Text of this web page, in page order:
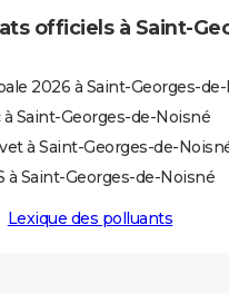
officiels à Saint-
2026 à Saint-Georges-
à Saint-Georges-de-Noisné
à Saint-Georges-de-
à Saint-Georges-de-Noisné
Lexique des polluants